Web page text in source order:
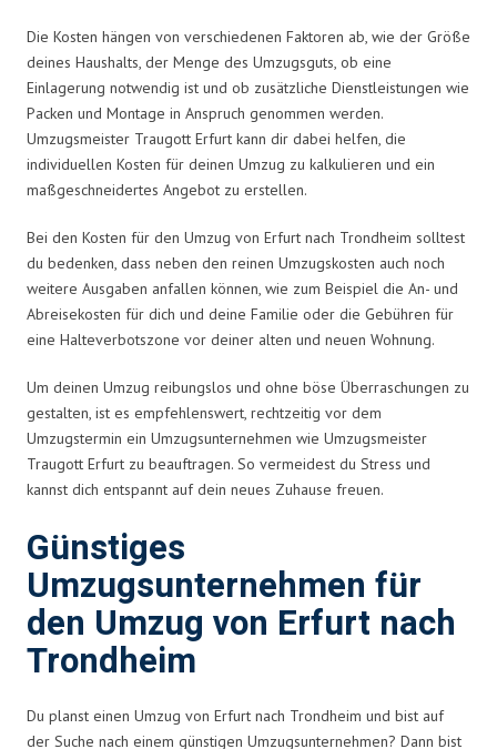
Die Kosten hängen von verschiedenen Faktoren ab, wie der Größe
deines Haushalts, der Menge des Umzugsguts, ob eine
Einlagerung notwendig ist und ob zusätzliche Dienstleistungen wie
Packen und Montage in Anspruch genommen werden.
Umzugsmeister Traugott Erfurt kann dir dabei helfen, die
individuellen Kosten für deinen Umzug zu kalkulieren und ein
maßgeschneidertes Angebot zu erstellen.
Bei den Kosten für den Umzug von Erfurt nach Trondheim solltest
du bedenken, dass neben den reinen Umzugskosten auch noch
weitere Ausgaben anfallen können, wie zum Beispiel die An- und
Abreisekosten für dich und deine Familie oder die Gebühren für
eine Halteverbotszone vor deiner alten und neuen Wohnung.
Um deinen Umzug reibungslos und ohne böse Überraschungen zu
gestalten, ist es empfehlenswert, rechtzeitig vor dem
Umzugstermin ein Umzugsunternehmen wie Umzugsmeister
Traugott Erfurt zu beauftragen. So vermeidest du Stress und
kannst dich entspannt auf dein neues Zuhause freuen.
Günstiges
Umzugsunternehmen für
den Umzug von Erfurt nach
Trondheim
Du planst einen Umzug von Erfurt nach Trondheim und bist auf
der Suche nach einem günstigen Umzugsunternehmen? Dann bist